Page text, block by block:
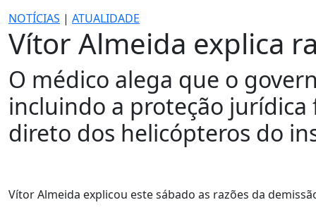
NOTÍCIAS | ATUALIDADE
Vítor Almeida explica
O médico alega que o
incluindo a proteção
direto dos helicópteros do
Vítor Almeida explicou este sábado as razões da